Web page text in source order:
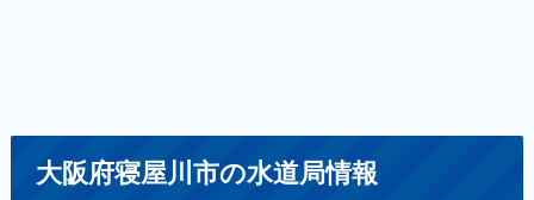
大阪府寝屋川市の水道局情報